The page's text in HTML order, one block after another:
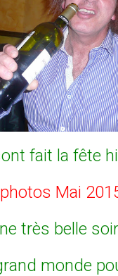
fait la fête
Mai
très belle
monde